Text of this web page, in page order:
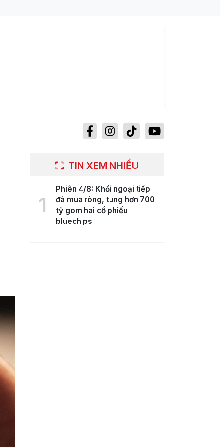
TIN XEM NHIỀU
1
Phiên 4/8: Khối ngoại tiếp
đà mua ròng, tung hơn 700
tỷ gom hai cổ phiếu
bluechips